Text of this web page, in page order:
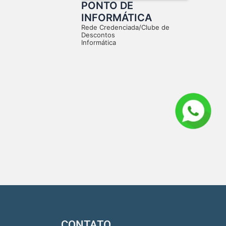
PONTO DE
INFORMÁTICA
Rede Credenciada/Clube de
Descontos
Informática